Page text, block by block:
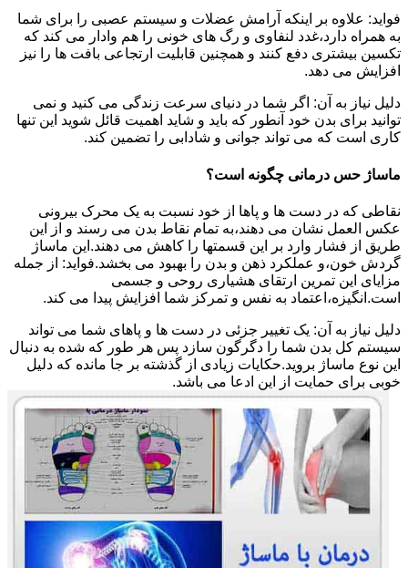
فواید: علاوه بر اینکه آرامش عضلات و سیستم عصبی را برای شما
به همراه دارد،غدد لنفاوی و رگ های خونی را هم وادار می کند که
تکسین بیشتری دفع کنند و همچنین قابلیت ارتجاعی بافت ها را نیز
افزایش می دهد.
دلیل نیاز به آن: اگر شما در دنیای سرعت زندگی می کنید و نمی
توانید برای بدن خود آنطور که باید و شاید اهمیت قائل شوید این تنها
کاری است که می تواند جوانی و شادابی را تضمین کند.
ماساژ حس درمانی چگونه است؟
نقاطی که در دست ها و پاها از خود نسبت به یک محرک بیرونی
عکس العمل نشان می دهند،به تمام نقاط بدن می رسند و از این
طریق از فشار وارد بر این قسمتها را کاهش می دهند.این ماساژ
گردش خون،و عملکرد ذهن و بدن را بهبود می بخشد.فواید: از جمله
مزایای این تمرین ارتقای هشیاری روحی و جسمی
است.انگیزه،اعتماد به نفس و تمرکز شما افزایش پیدا می کند.
دلیل نیاز به آن: یک تغییر جزئی در دست ها و پاهای شما می تواند
سیستم کل بدن شما را دگرگون سازد پس هر طور که شده به دنبال
این نوع ماساژ بروید.حکایات زیادی از گذشته بر جا مانده که دلیل
خوبی برای حمایت از این ادعا می باشد.